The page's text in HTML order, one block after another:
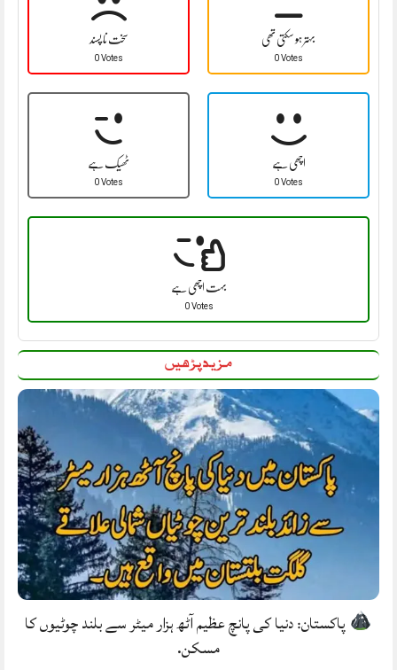
سخت نا پسند
0 Votes
بہتر ہو سکتی تھی
0 Votes
ٹھیک ہے
0 Votes
اچھی ہے
0 Votes
بہت اچھی ہے
0 Votes
مزید پڑھیں
پاکستان: دنیا کی پانچ عظیم آٹھ ہزار میٹر سے بلند چوٹیوں کا
مسکن.